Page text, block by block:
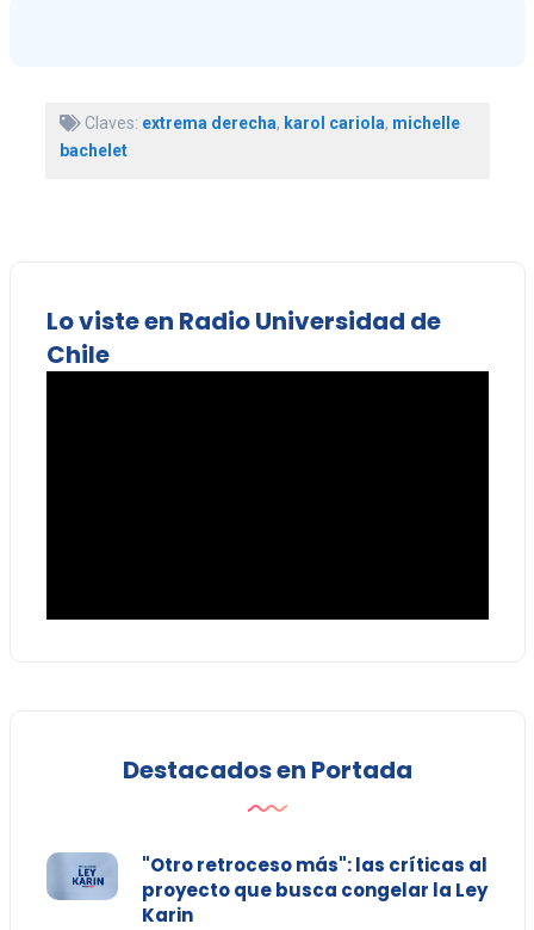
Claves: extrema derecha, karol cariola, michelle
bachelet
Lo viste en Radio Universidad de
Chile
Destacados en Portada
"Otro retroceso más": las críticas al
proyecto que busca congelar la Ley
Karin